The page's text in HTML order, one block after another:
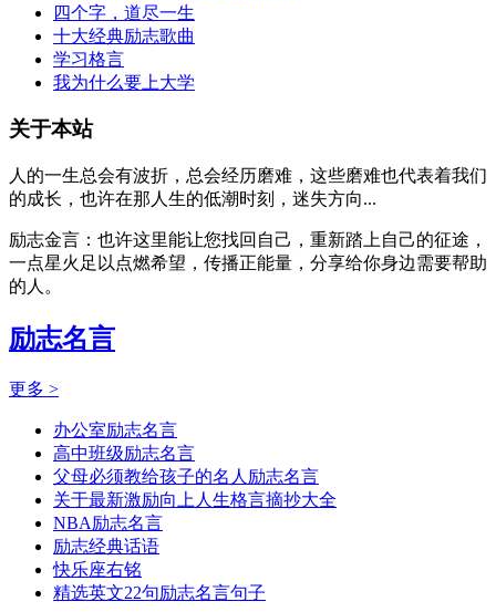
四个字，道尽一生
十大经典励志歌曲
学习格言
我为什么要上大学
关于本站
人的一生总会有波折，总会经历磨难，这些磨难也代表着我们
的成长，也许在那人生的低潮时刻，迷失方向...
励志金言：也许这里能让您找回自己，重新踏上自己的征途，
一点星火足以点燃希望，传播正能量，分享给你身边需要帮助
的人。
励志名言
更多 >
办公室励志名言
高中班级励志名言
父母必须教给孩子的名人励志名言
关于最新激励向上人生格言摘抄大全
NBA励志名言
励志经典话语
快乐座右铭
精选英文22句励志名言句子